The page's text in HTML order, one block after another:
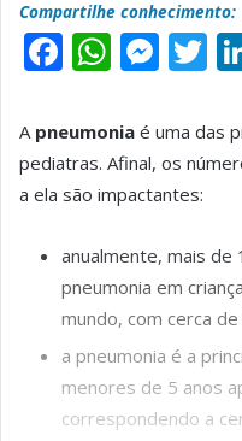
Compartilhe conhecimento:
F
a
c
e
b
o
o
k
W
h
a
t
s
A
p
p
M
e
s
s
e
n
g
e
r
T
it
t
r
A pneumonia é uma das
pediatras. Afinal, os
a ela são impactantes:
anualmente, mais de
pneumonia em
mundo, com cerca
a pneumonia é a
menores de 5 anos
correspondendo a